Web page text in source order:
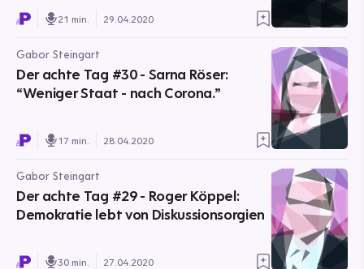
21 min. 29.04.2020
Gabor Steingart
Der achte Tag #30 - Sarna Röser:
“Weniger Staat - nach Corona.”
17 min. 28.04.2020
Gabor Steingart
Der achte Tag #29 - Roger Köppel:
Demokratie lebt von Diskussionsorgien
30 min. 27.04.2020